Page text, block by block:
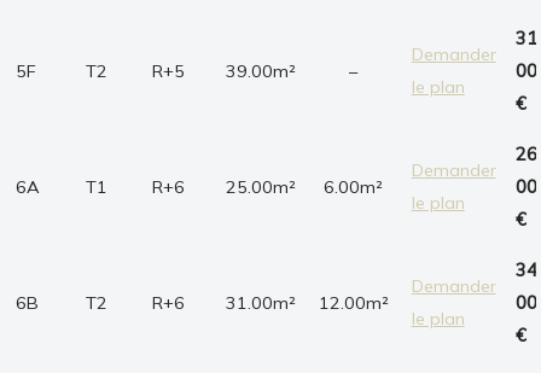
5F T2 R+5 39.00m² –
Demander
le plan
€
6A T1 R+6 25.00m² 6.00m²
Demander
le plan
€
6B T2 R+6 31.00m² 12.00m²
Demander
le plan
€